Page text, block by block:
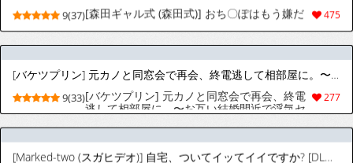
[バケツプリン] 元カノと同窓会で再会、終電逃して相部屋に。〜お互い結婚間近で浮気セックスしてしまいました〜
277
9(33)[バケツプリン] 元カノと同窓会で再会、終電
逃して相部屋に。〜お互い結婚間近で浮気セ
ックスしてしまいました〜
[Marked-two (スガヒデオ)] 自宅、ついてイッてイイですか? [DL版] [中国翻译]
404
8(39)[Marked-two (Suga Hideo)] Uchi, Tsuiteitte
Ii desu ka? [Digital] [Chinese]